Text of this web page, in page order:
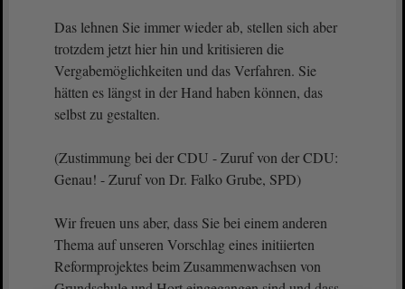
Das lehnen Sie immer wieder ab, stellen sich aber
trotzdem jetzt hier hin und kritisieren die
Vergabemöglichkeiten und das Verfahren. Sie
hätten es längst in der Hand haben können, das
selbst zu gestalten.
(Zustimmung bei der CDU - Zuruf von der CDU:
Genau! - Zuruf von Dr. Falko Grube, SPD)
Wir freuen uns aber, dass Sie bei einem anderen
Thema auf unseren Vorschlag eines initiierten
Reformprojektes beim Zusammenwachsen von